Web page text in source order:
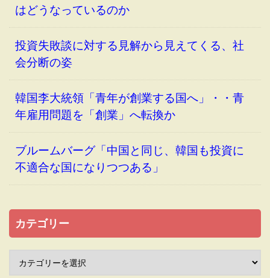
はどうなっているのか
投資失敗談に対する見解から見えてくる、社
会分断の姿
韓国李大統領「青年が創業する国へ」・・青
年雇用問題を「創業」へ転換か
ブルームバーグ「中国と同じ、韓国も投資に
不適合な国になりつつある」
カテゴリー